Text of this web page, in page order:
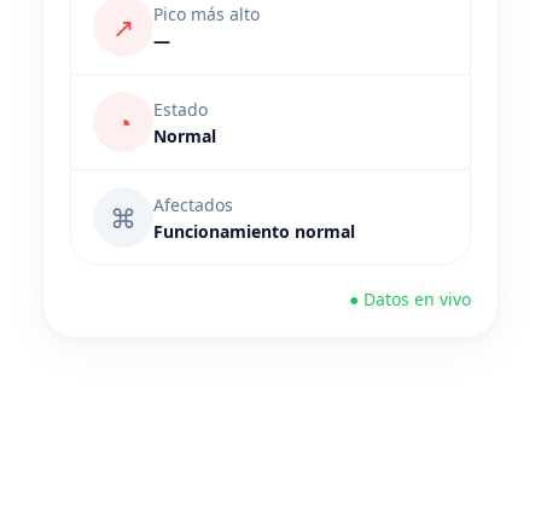
↗
Pico más alto
—
◔
Estado
Normal
⌘
Afectados
Funcionamiento normal
● Datos en vivo